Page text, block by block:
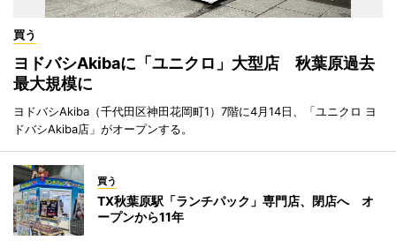
買う
ヨドバシAkibaに「ユニクロ」大型店 秋葉原過去
最大規模に
ヨドバシAkiba（千代田区神田花岡町1）7階に4月14日、「ユニクロ ヨ
ドバシAkiba店」がオープンする。
買う
TX秋葉原駅「ランチパック」専門店、閉店へ オ
ープンから11年